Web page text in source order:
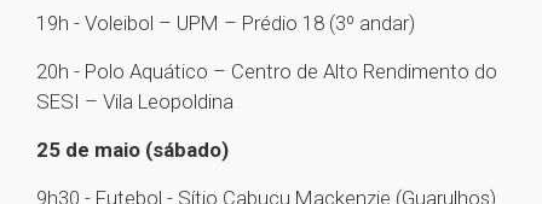
19h - Voleibol – UPM – Prédio 18 (3º andar)
20h - Polo Aquático – Centro de Alto Rendimento do
SESI – Vila Leopoldina
25 de maio (sábado)
9h30 - Futebol - Sítio Cabuçu Mackenzie (Guarulhos)